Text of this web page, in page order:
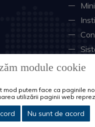
Municipiului
module cookie
mod putem face ca paginile
utilizării paginii web
Nu sunt de acord